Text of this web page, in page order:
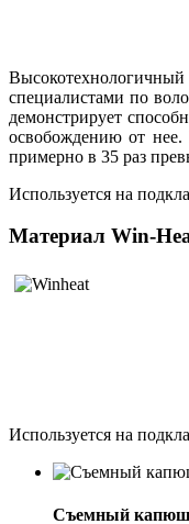
специалистами по
демонстрирует
освобождению от нее.
примерно в 35 раз
Используется на
Материал Win-
Используется на
Съемный